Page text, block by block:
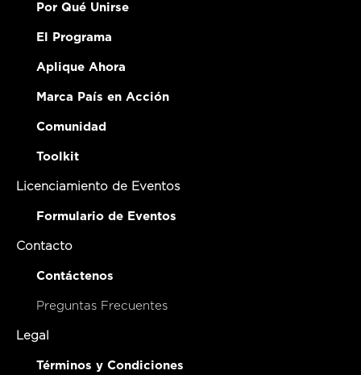
Por Qué Unirse
El Programa
Aplique Ahora
Marca País en Acción
Comunidad
Toolkit
Licenciamiento de Eventos
Formulario de Eventos
Contacto
Contáctenos
Preguntas Frecuentes
Legal
Términos y Condiciones